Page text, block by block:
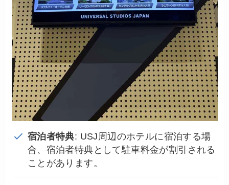
宿泊者特典: USJ周辺のホテルに宿泊する場
合、宿泊者特典として駐車料金が割引される
ことがあります。